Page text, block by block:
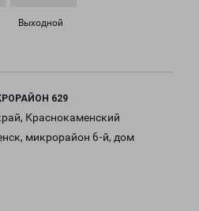
Выходной
629
Краснокаменский
микрорайон 6-й, дом